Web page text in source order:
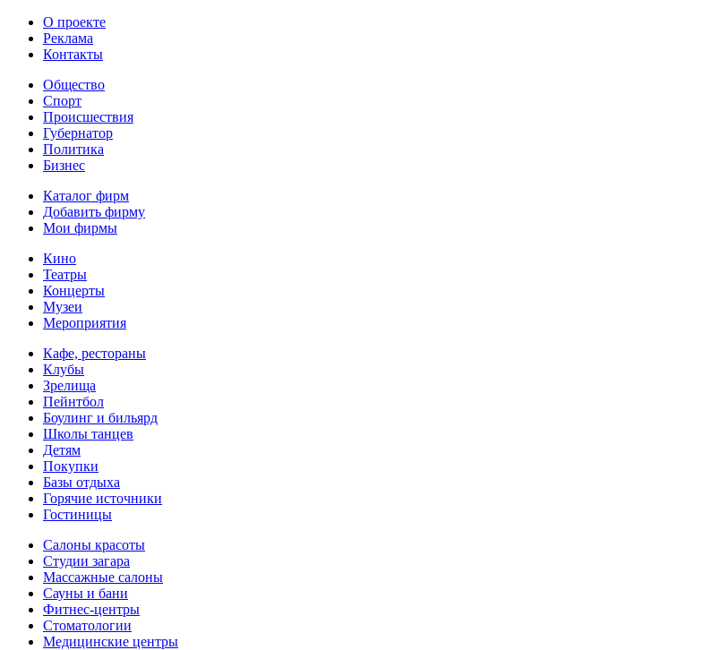
О проекте
Реклама
Контакты
Общество
Спорт
Происшествия
Губернатор
Политика
Бизнес
Каталог фирм
Добавить фирму
Мои фирмы
Кино
Театры
Концерты
Музеи
Мероприятия
Кафе, рестораны
Клубы
Зрелища
Пейнтбол
Боулинг и бильярд
Школы танцев
Детям
Покупки
Базы отдыха
Горячие источники
Гостиницы
Салоны красоты
Студии загара
Массажные салоны
Сауны и бани
Фитнес-центры
Стоматологии
Медицинские центры